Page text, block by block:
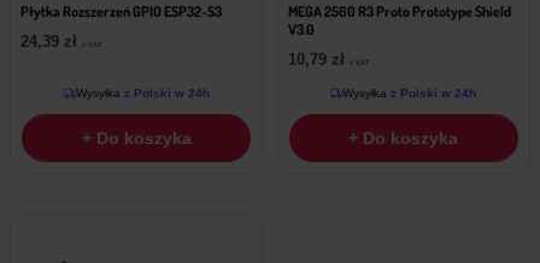
Płytka Rozszerzeń GPIO ESP32-S3
24,39 zł z VAT
Wysyłka z Polski w 24h
+ Do koszyka
MEGA 2560 R3 Proto Prototype Shield
V3.0
10,79 zł z VAT
Wysyłka z Polski w 24h
+ Do koszyka